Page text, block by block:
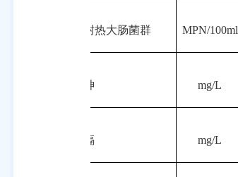
耐热大肠菌群 MPN/100ml
砷 mg/L
镉 mg/L